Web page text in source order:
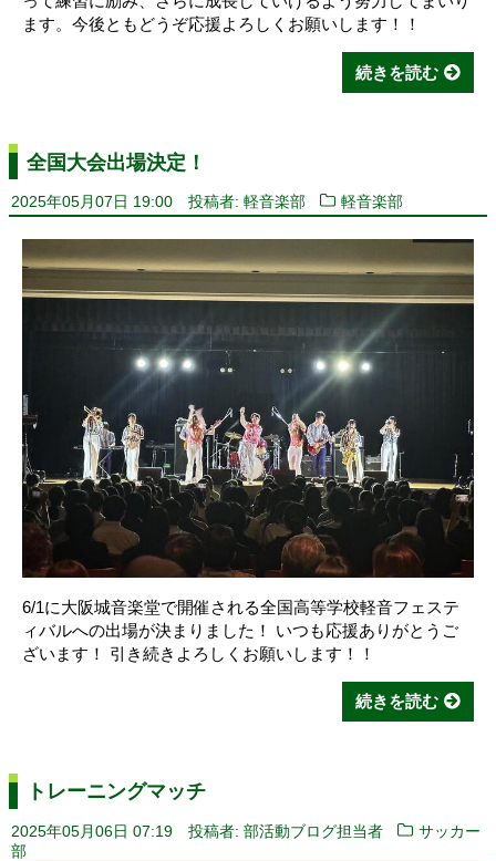
ます。今後ともどうぞ応援よろしくお願いします！！
続きを読む
全国大会出場決定！
2025年05月07日 19:00 投稿者: 軽音楽部 軽音楽部
6/1に大阪城音楽堂で開催される全国高等学校軽音フェステ
ィバルへの出場が決まりました！ いつも応援ありがとうご
ざいます！ 引き続きよろしくお願いします！！
続きを読む
トレーニングマッチ
2025年05月06日 07:19 投稿者: 部活動ブログ担当者
サッカー
部